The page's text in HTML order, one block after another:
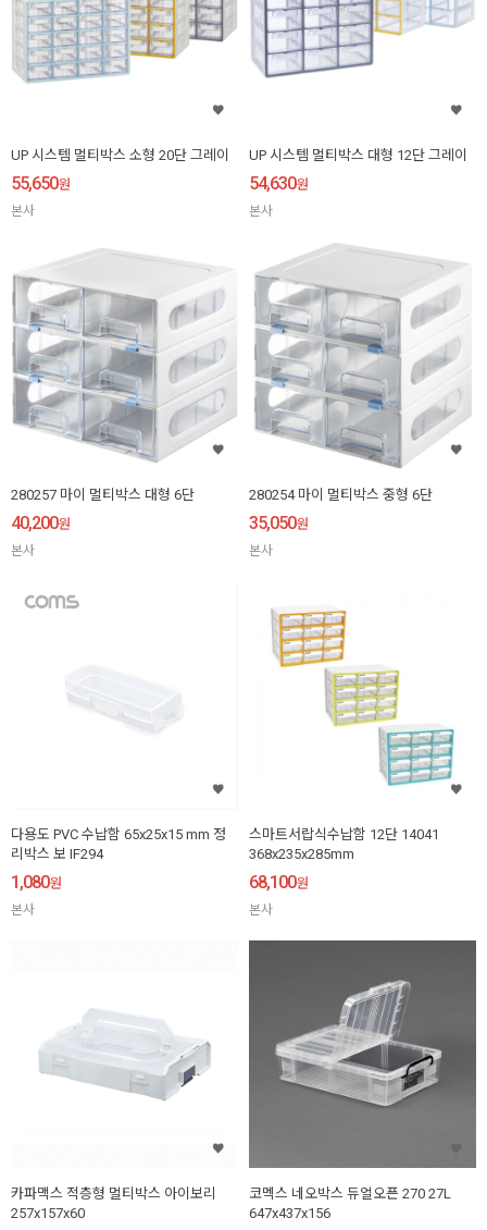
UP 시스템 멀티박스 소형 20단 그레이
55,650원
본사
UP 시스템 멀티박스 대형 12단 그레이
54,630원
본사
280257 마이 멀티박스 대형 6단
40,200원
본사
280254 마이 멀티박스 중형 6단
35,050원
본사
다용도 PVC 수납함 65x25x15 mm 정
리박스 보 IF294
1,080원
본사
스마트서랍식수납함 12단 14041
368x235x285mm
68,100원
본사
카파맥스 적층형 멀티박스 아이보리
257x157x60
코멕스 네오박스 듀얼오픈 270 27L
647x437x156